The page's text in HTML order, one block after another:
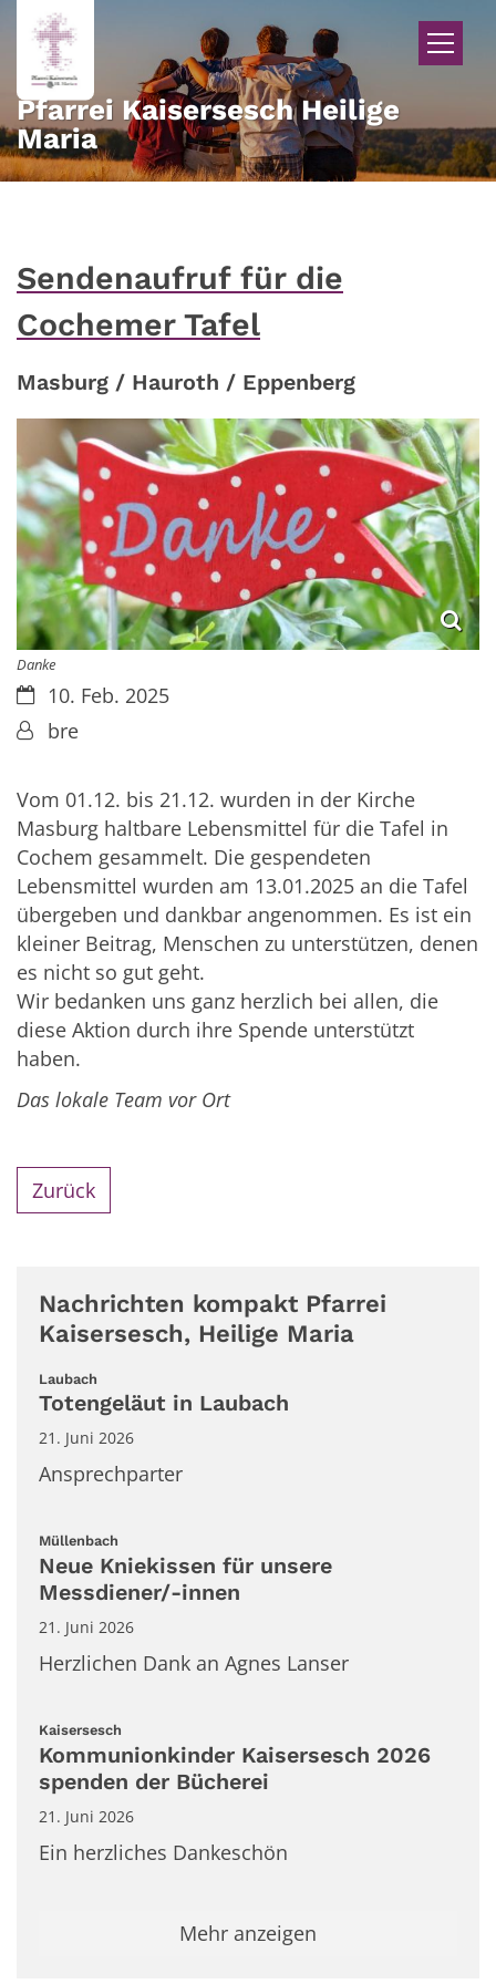
Zum Inhalt springen
Pfarrei Kaisersesch Heilige
Maria
Sendenaufruf für die
Cochemer Tafel
Masburg / Hauroth / Eppenberg
Danke
Datum:10. Feb. 2025
Von:bre
Vom 01.12. bis 21.12. wurden in der Kirche
Masburg haltbare Lebensmittel für die Tafel in
Cochem gesammelt. Die gespendeten
Lebensmittel wurden am 13.01.2025 an die Tafel
übergeben und dankbar angenommen. Es ist ein
kleiner Beitrag, Menschen zu unterstützen, denen
es nicht so gut geht.
Wir bedanken uns ganz herzlich bei allen, die
diese Aktion durch ihre Spende unterstützt
haben.
Das lokale Team vor Ort
Zurück
Nachrichten kompakt Pfarrei
Kaisersesch, Heilige Maria
Laubach
Totengeläut in Laubach
21. Juni 2026
Ansprechparter
Müllenbach
Neue Kniekissen für unsere
Messdiener/-innen
21. Juni 2026
Herzlichen Dank an Agnes Lanser
Kaisersesch
Kommunionkinder Kaisersesch 2026
spenden der Bücherei
21. Juni 2026
Ein herzliches Dankeschön
Mehr anzeigen